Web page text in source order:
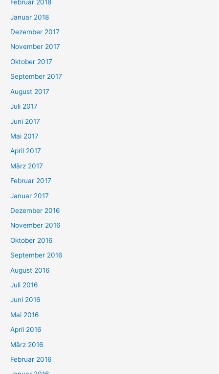
Februar 2018
Januar 2018
Dezember 2017
November 2017
Oktober 2017
September 2017
August 2017
Juli 2017
Juni 2017
Mai 2017
April 2017
März 2017
Februar 2017
Januar 2017
Dezember 2016
November 2016
Oktober 2016
September 2016
August 2016
Juli 2016
Juni 2016
Mai 2016
April 2016
März 2016
Februar 2016